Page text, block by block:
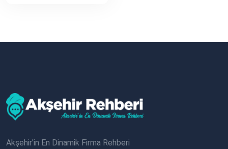
Akşehir'in En Dinamik Firma Rehberi